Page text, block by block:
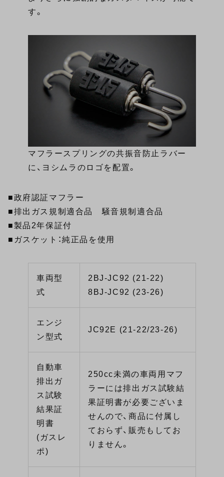
す。
マフラースプリングの共振音防止ラバー
に、ヨシムラのロゴを配置。
■政府認証マフラー
■排出ガス規制適合品 騒音規制適合品
■製品2年保証付
■ガスケット：純正品を使用
車両型
式
2BJ-JC92 (21-22)
8BJ-JC92 (23-26)
エンジ
ン型式
JC92E (21-22/23-26)
自動車
排出ガ
ス試験
結果証
明書
(ガスレ
ポ)
250cc未満の車両用マフ
ラーには排出ガス試験結
果証明書が必要ございま
せんので、商品に付属し
ておらず、販売もしてお
りません。